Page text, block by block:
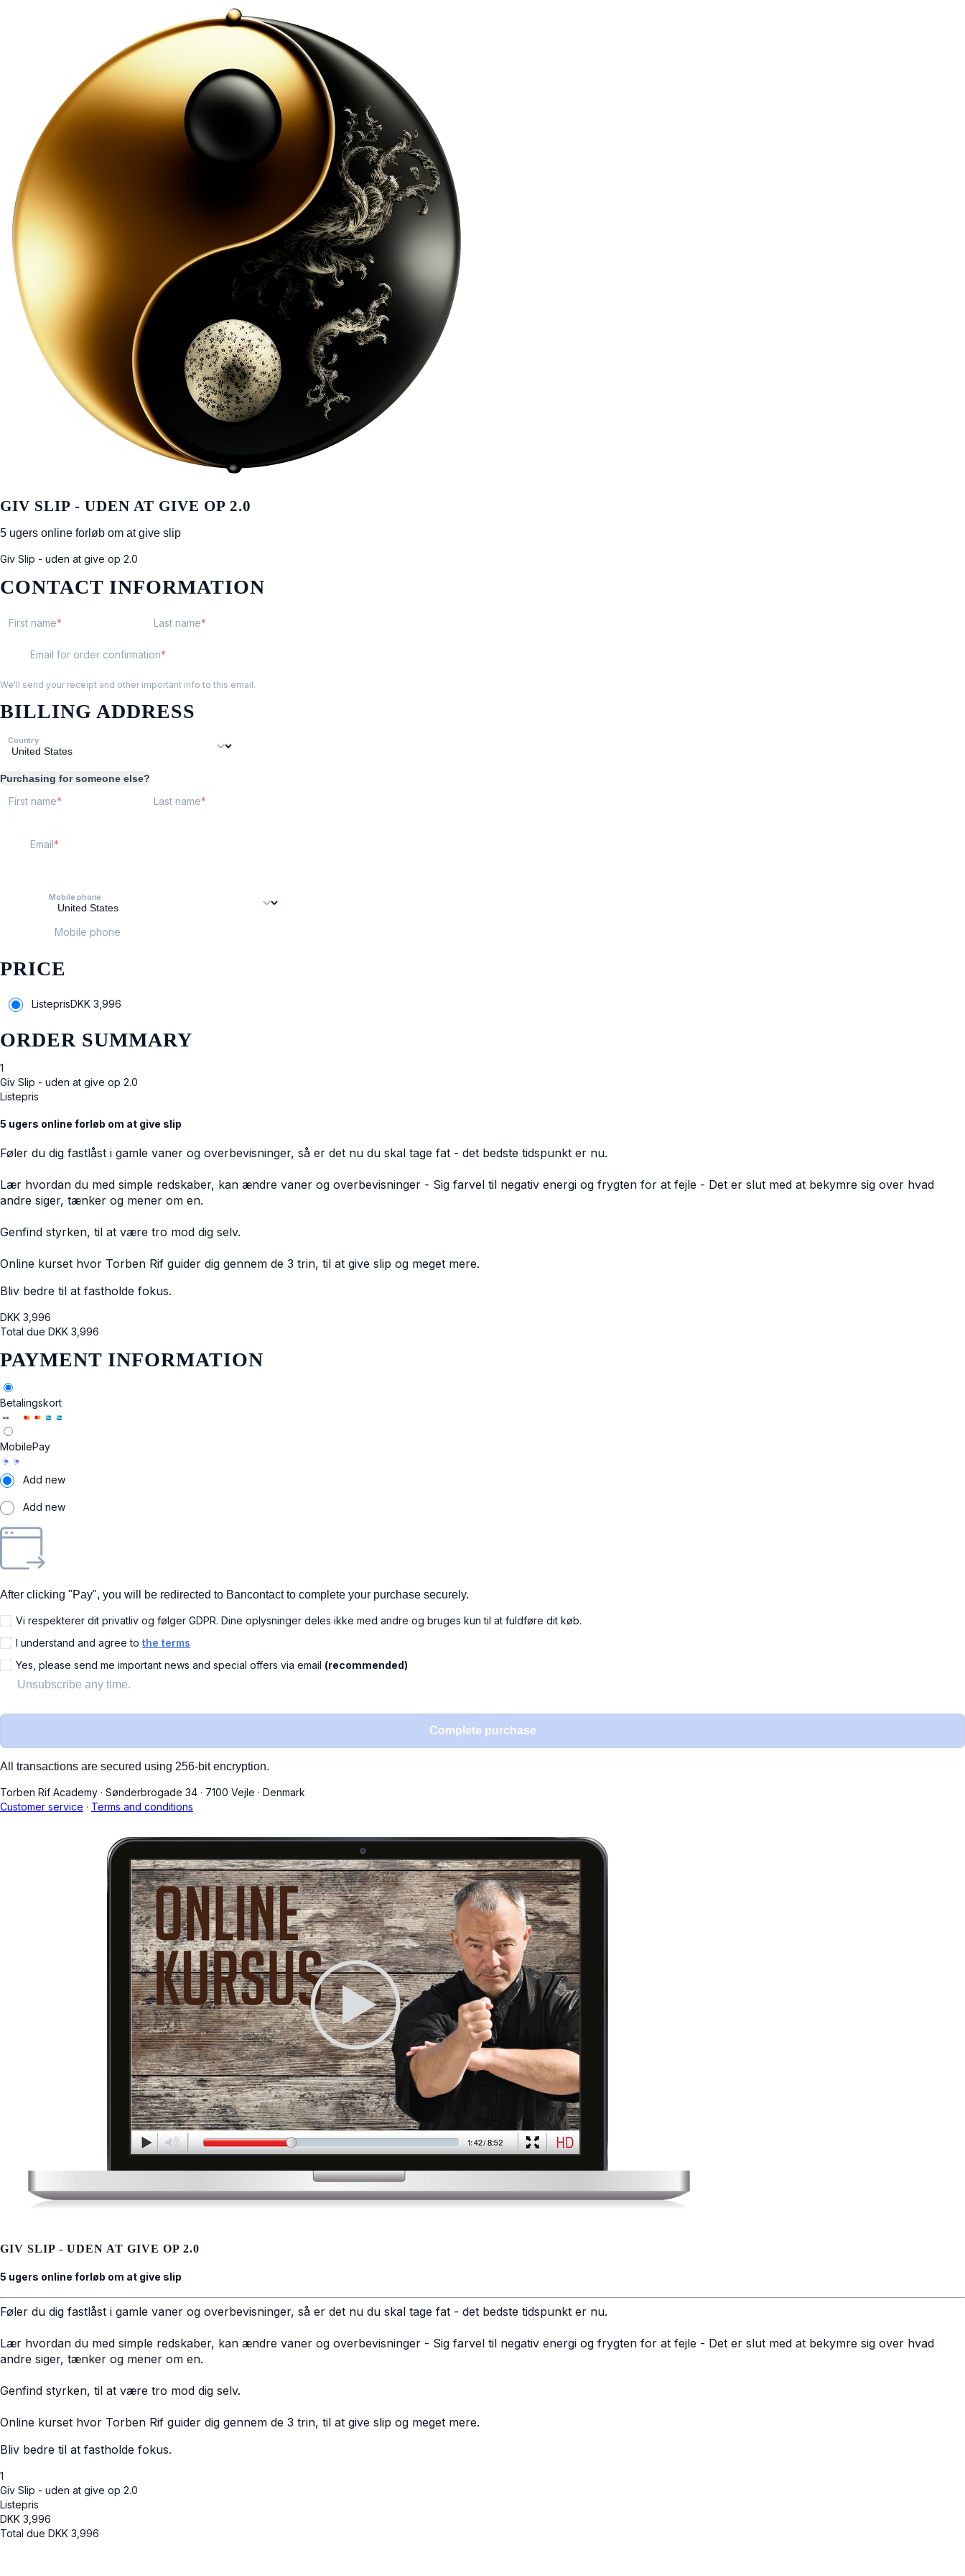
GIV SLIP - UDEN AT GIVE OP 2.0
5 ugers online forløb om at give slip
Giv Slip - uden at give op 2.0
CONTACT INFORMATION
First name Last name
Email for order confirmation
We'll send your receipt and other important info to this email.
BILLING ADDRESS
Country
Purchasing for someone else?
First name Last name
Email
Mobile phone
Mobile phone
PRICE
ListeprisDKK 3,996
ORDER SUMMARY
1
Giv Slip - uden at give op 2.0
Listepris
5 ugers online forløb om at give slip
Føler du dig fastlåst i gamle vaner og overbevisninger, så er det nu du skal tage fat - det bedste tidspunkt er nu.
Lær hvordan du med simple redskaber, kan ændre vaner og overbevisninger - Sig farvel til negativ energi og frygten for at fejle - Det er slut med at bekymre sig over hvad
andre siger, tænker og mener om en.
Genfind styrken, til at være tro mod dig selv.
Online kurset hvor Torben Rif guider dig gennem de 3 trin, til at give slip og meget mere.
Bliv bedre til at fastholde fokus.
DKK 3,996
Total due DKK 3,996
PAYMENT INFORMATION
Betalingskort
MobilePay
Add new
Add new
After clicking "Pay", you will be redirected to Bancontact to complete your purchase securely.
Vi respekterer dit privatliv og følger GDPR. Dine oplysninger deles ikke med andre og bruges kun til at fuldføre dit køb.
I understand and agree to the terms
Yes, please send me important news and special offers via email (recommended)
Unsubscribe any time.
Complete purchase
All transactions are secured using 256-bit encryption.
Torben Rif Academy · Sønderbrogade 34 · 7100 Vejle · Denmark
Customer service · Terms and conditions
GIV SLIP - UDEN AT GIVE OP 2.0
5 ugers online forløb om at give slip
Føler du dig fastlåst i gamle vaner og overbevisninger, så er det nu du skal tage fat - det bedste tidspunkt er nu.
Lær hvordan du med simple redskaber, kan ændre vaner og overbevisninger - Sig farvel til negativ energi og frygten for at fejle - Det er slut med at bekymre sig over hvad
andre siger, tænker og mener om en.
Genfind styrken, til at være tro mod dig selv.
Online kurset hvor Torben Rif guider dig gennem de 3 trin, til at give slip og meget mere.
Bliv bedre til at fastholde fokus.
1
Giv Slip - uden at give op 2.0
Listepris
DKK 3,996
Total due DKK 3,996